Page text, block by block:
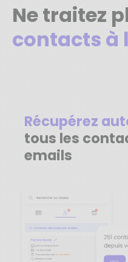
Ne traitez
contacts à
Récupérez
tous les
emails